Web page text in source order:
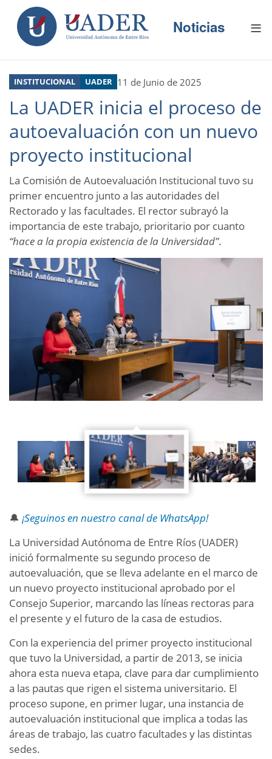
al
contenido
Noticias
Buscador
R
D
U
C
C
I
N
E
E
U
R
S
O
S
INSTITUCIONAL UADER 11 de Junio de 2025
La UADER inicia el proceso de
autoevaluación con un nuevo
proyecto institucional
La Comisión de Autoevaluación Institucional tuvo su
primer encuentro junto a las autoridades del
Rectorado y las facultades. El rector subrayó la
importancia de este trabajo, prioritario por cuanto
“hace a la propia existencia de la Universidad”.
🔔 ¡Seguinos en nuestro canal de WhatsApp!
La Universidad Autónoma de Entre Ríos (UADER)
inició formalmente su segundo proceso de
autoevaluación, que se lleva adelante en el marco de
un nuevo proyecto institucional aprobado por el
Consejo Superior, marcando las líneas rectoras para
el presente y el futuro de la casa de estudios.
Con la experiencia del primer proyecto institucional
que tuvo la Universidad, a partir de 2013, se inicia
ahora esta nueva etapa, clave para dar cumplimiento
a las pautas que rigen el sistema universitario. El
proceso supone, en primer lugar, una instancia de
autoevaluación institucional que implica a todas las
áreas de trabajo, las cuatro facultades y las distintas
sedes.